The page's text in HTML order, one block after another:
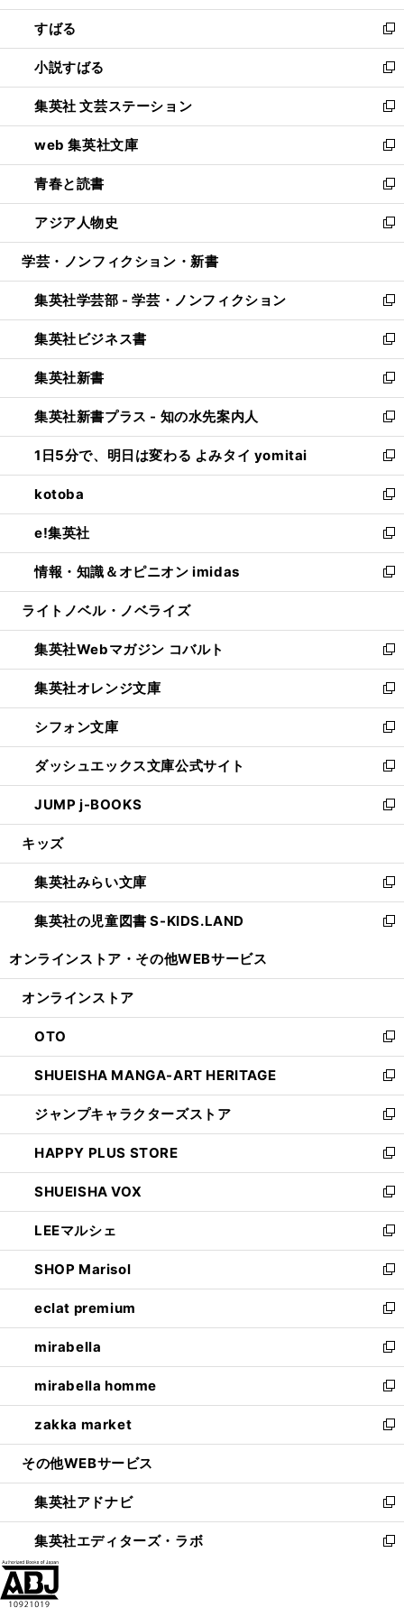
開
く
ウ
で
開
く
ン
ド
ウ
で
開
く
すばる
新
し
い
ウ
ィ
ン
ド
ウ
で
開
く
小説すばる
新
し
い
ウ
ィ
ン
ド
ウ
で
開
集英社 文芸ステーション
新
し
い
ウ
ィ
ン
ド
ウ
開
く
web 集英社文庫
新
し
い
ウ
ィ
ン
ウ
で
開
く
青春と読書
新
し
い
ウ
ン
ド
ウ
で
開
く
アジア人物史
新
し
ウ
ィ
ン
ド
ウ
で
開
く
学芸・ノンフィクション・新書
集英社学芸部 - 学芸・ノンフィクション
新
し
い
ウ
ィ
ン
ド
ウ
で
開
く
集英社ビジネス書
新
し
い
ウ
ィ
ン
ド
ウ
で
開
く
集英社新書
新
し
い
ウ
ィ
ン
ド
ウ
で
開
く
集英社新書プラス - 知の水先案内人
新
し
い
ウ
ィ
ン
ド
ウ
で
開
1日5分で、明日は変わる よみタイ yomitai
新
し
い
ウ
ィ
ン
ド
ウ
開
く
kotoba
新
し
い
ウ
ィ
ン
ウ
で
開
く
e!集英社
新
し
い
ウ
ン
ド
ウ
で
開
く
情報・知識＆オピニオン imidas
新
し
ウ
ィ
ン
ド
ウ
で
開
く
ライトノベル・ノベライズ
集英社Webマガジン コバルト
新
し
い
ウ
ィ
ン
ド
ウ
で
開
集英社オレンジ文庫
新
し
い
ウ
ィ
ン
ド
ウ
開
く
シフォン文庫
新
し
い
ウ
ィ
ン
ウ
で
開
く
ダッシュエックス文庫公式サイト
新
し
い
ウ
ン
ド
ウ
で
JUMP j-BOOKS
新
し
ウ
ィ
ン
ド
開
キッズ
集英社みらい文庫
新
し
い
ン
ウ
で
開
く
集英社の児童図書 S-KIDS.LAND
新
ウ
ン
ド
ウ
で
開
く
オンラインストア・ その他WEBサービス
オンラインストア
OTO
新
し
い
ウ
ィ
ン
ド
ウ
で
開
く
SHUEISHA MANGA-ART HERITAGE
新
し
い
ウ
ィ
ン
ド
ウ
で
開
く
ジャンプキャラクターズストア
新
し
い
ウ
ィ
ン
ド
ウ
で
開
く
HAPPY PLUS STORE
新
し
い
ウ
ィ
ン
ド
ウ
で
開
く
SHUEISHA VOX
新
し
い
ウ
ィ
ン
ド
ウ
で
開
く
LEEマルシェ
新
し
い
ウ
ィ
ン
ド
ウ
で
開
く
SHOP Marisol
新
し
い
ウ
ィ
ン
ド
ウ
で
開
eclat premium
新
し
い
ウ
ィ
ン
ド
ウ
開
く
mirabella
新
し
い
ウ
ィ
ン
ウ
で
開
く
mirabella homme
新
し
い
ウ
ン
ド
ウ
で
zakka market
新
し
ウ
ィ
ン
ド
その他WEBサービス
集英社アドナビ
新
し
い
集英社エディターズ・ラボ
新